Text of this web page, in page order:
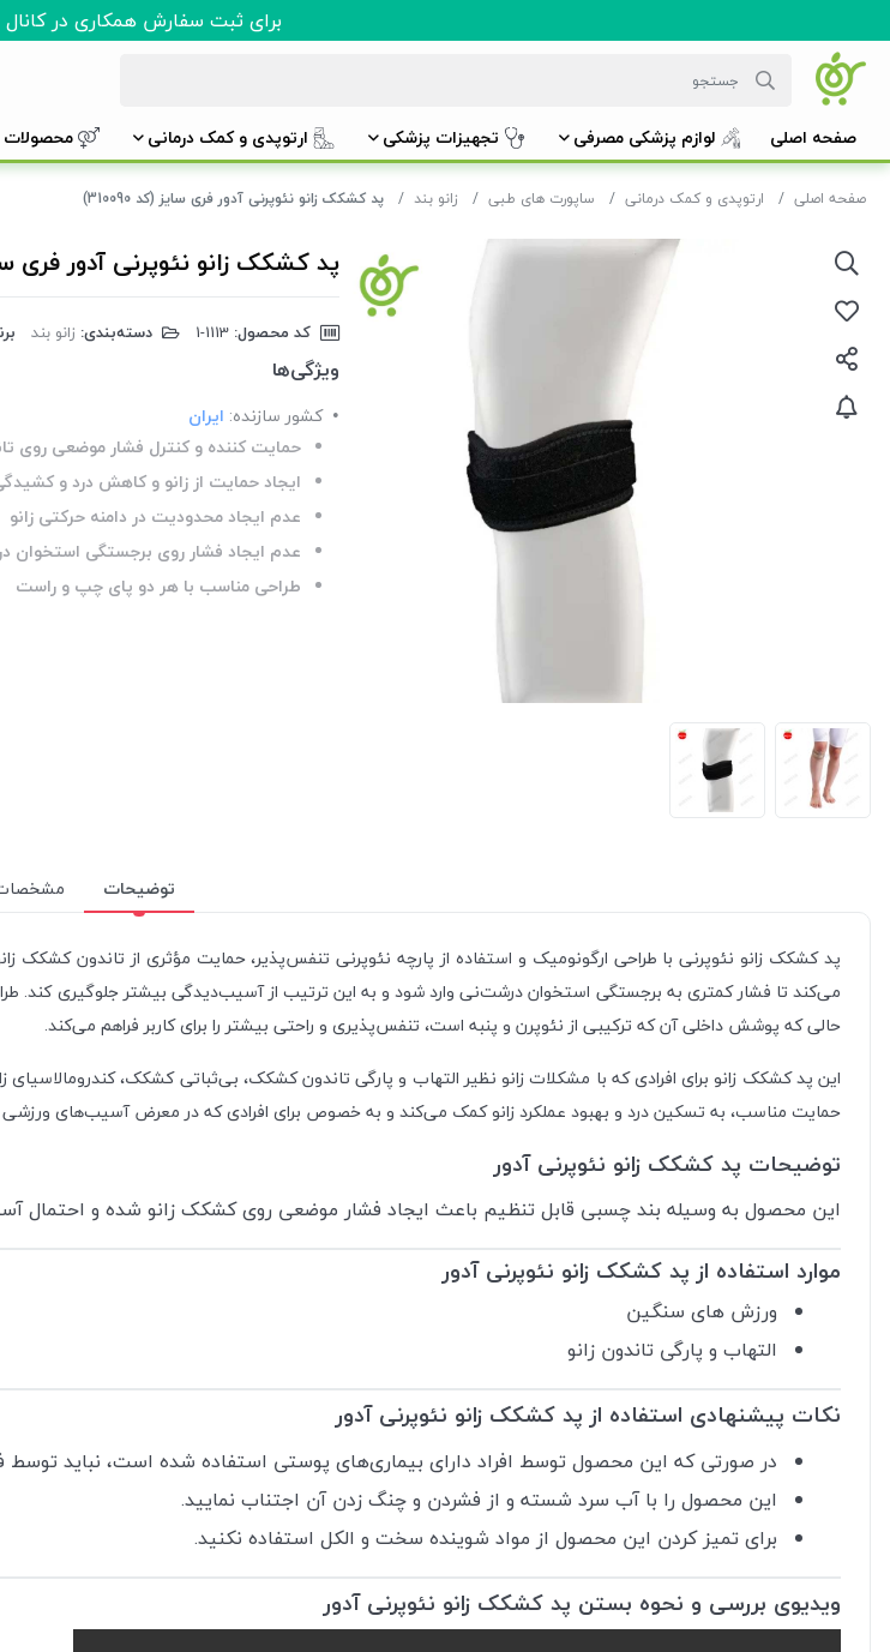
برای ثبت سفارش همکاری در
صفحه اصلی لوازم پزشکی مصرفی تجهیزات پزشکی ارتوپدی و کمک درمانی محصولات
صفحه اصلی ارتوپدی و کمک درمانی ساپورت های طبی زانو بند پد کشکک زانو نئوپرنی آدور فری سایز (کد 310090)
پد کشکک زانو نئوپرنی آدور فری سایز
کد محصول: دسته‌بندی: زانو بند
ویژگی‌ها
کشور سازنده: ایران
حمایت کننده و کنترل فشار موضعی روی
ایجاد حمایت از زانو و کاهش درد و
عدم ایجاد محدودیت در دامنه حرکتی زانو
عدم ایجاد فشار روی برجستگی استخوان
طراحی مناسب با هر دو پای چپ و راست
توضیحات
پد کشکک زانو نئوپرنی با طراحی ارگونومیک و استفاده از پارچه نئوپرنی تنفس‌پذیر، حمایت مؤثری از تاندون
می‌کند تا فشار کمتری به برجستگی استخوان درشت‌نی وارد شود و به این ترتیب از آسیب‌دیدگی بیشتر جلوگیری کند.
حالی که پوشش داخلی آن که ترکیبی از نئوپرن و پنبه است، تنفس‌پذیری و راحتی بیشتر را برای کاربر فراهم می‌کند.
این پد کشکک زانو برای افرادی که با مشکلات زانو نظیر التهاب و پارگی تاندون کشکک، بی‌ثباتی کشکک،
حمایت مناسب، به تسکین درد و بهبود عملکرد زانو کمک می‌کند و به خصوص برای افرادی که در معرض آسیب‌های
توضیحات پد کشکک زانو نئوپرنی آدور
این محصول به وسیله بند چسبی قابل تنظیم باعث ایجاد فشار موضعی روی کشکک زانو شده و احتمال
موارد استفاده از پد کشکک زانو نئوپرنی آدور
ورزش های سنگین
التهاب و پارگی تاندون زانو
نکات پیشنهادی استفاده از پد کشکک زانو نئوپرنی آدور
در صورتی که این محصول توسط افراد دارای بیماری‌های پوستی استفاده شده است، نباید توسط
این محصول را با آب سرد شسته و از فشردن و چنگ زدن آن اجتناب نمایید.
برای تمیز کردن این محصول از مواد شوینده سخت و الکل استفاده نکنید.
ویدیوی بررسی و نحوه بستن پد کشکک زانو نئوپرنی آدور